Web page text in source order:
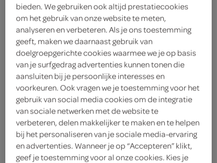
ingrediënten
1 takje verse munt
kiwi
mango
framboos
150 gram digestive biscuits
bieden. We gebruiken ook altijd prestatiecookies
om het gebruik van onze website te meten,
analyseren en verbeteren. Als je ons toestemming
geeft, maken we daarnaast gebruik van
doelgroepgerichte cookies waarmee we je op basis
van je surfgedrag advertenties kunnen tonen die
aansluiten bij je persoonlijke interesses en
voorkeuren. Ook vragen we je toestemming voor het
gebruik van social media cookies om de integratie
van sociale netwerken met de website te
verbeteren, delen makkelijker te maken en te helpen
bij het personaliseren van je sociale media-ervaring
en advertenties. Wanneer je op “Accepteren” klikt,
geef je toestemming voor al onze cookies. Kies je